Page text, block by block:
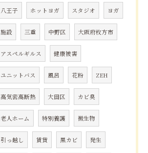
八王子 ホットヨガ スタジオ ヨガ
施設 三重 中野区 大阪府枚方市
アスペルギルス 健康被害
ユニットバス 風呂 花粉 ZEH
高気密高断熱 大田区 カビ臭
老人ホーム 特別養護 微生物
引っ越し 賃貸 黒カビ 発生